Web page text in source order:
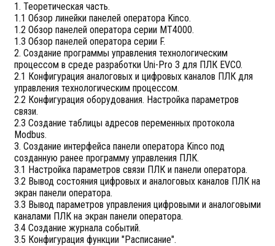
1. Теоретическая часть.
1.1 Обзор линейки панелей оператора Kinco.
1.2 Обзор панелей оператора серии MT4000.
1.3 Обзор панелей оператора серии F.
2. Создание программы управления технологическим
процессом в среде разработки Uni-Pro 3 для ПЛК EVCO.
2.1 Конфигурация аналоговых и цифровых каналов ПЛК для
управления технологическим процессом.
2.2 Конфигурация оборудования. Настройка параметров
связи.
2.3 Создание таблицы адресов переменных протокола
Modbus.
3. Создание интерфейса панели оператора Kinco под
созданную ранее программу управления ПЛК.
3.1 Настройка параметров связи ПЛК и панели оператора.
3.2 Вывод состояния цифровых и аналоговых каналов ПЛК на
экран панели оператора.
3.3 Вывод параметров управления цифровыми и аналоговыми
каналами ПЛК на экран панели оператора.
3.4 Создание журнала событий.
3.5 Конфигурация функции "Расписание".